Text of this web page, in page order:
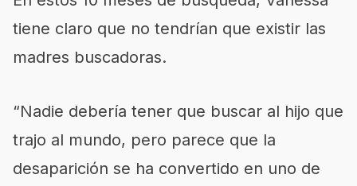
tiene claro que no tendrían que existir las
madres buscadoras.
“Nadie debería tener que buscar al hijo que
trajo al mundo, pero parece que la
desaparición se ha convertido en uno de